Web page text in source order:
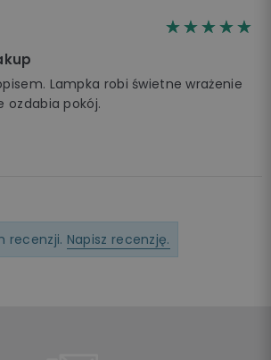
☆☆☆☆☆
★★★★★
Lampka robi świetne wrażenie
ozdabia pokój.
recenzji. Napisz recenzję.